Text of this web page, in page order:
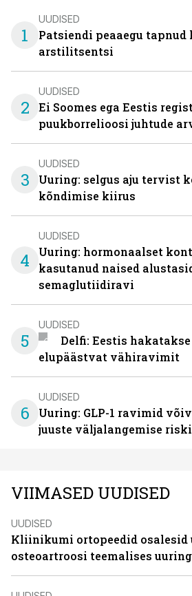
1
UUDISED
Patsiendi peaaegu
arstilitsentsi
2
UUDISED
Ei Soomes ega Eestis
puukborrelioosi juhtude
3
UUDISED
Uuring: selgus aju tervist
kõndimise kiirus
4
UUDISED
Uuring: hormonaalset
kasutanud naised
semaglutiidiravi
5
UUDISED
Delfi: Eestis
elupäästvat vähiravimit
6
UUDISED
Uuring: GLP-1 ravimid
juuste väljalangemise riski
VIIMASED UUDISED
UUDISED
Kliinikumi ortopeedid
osteoartroosi teemalises